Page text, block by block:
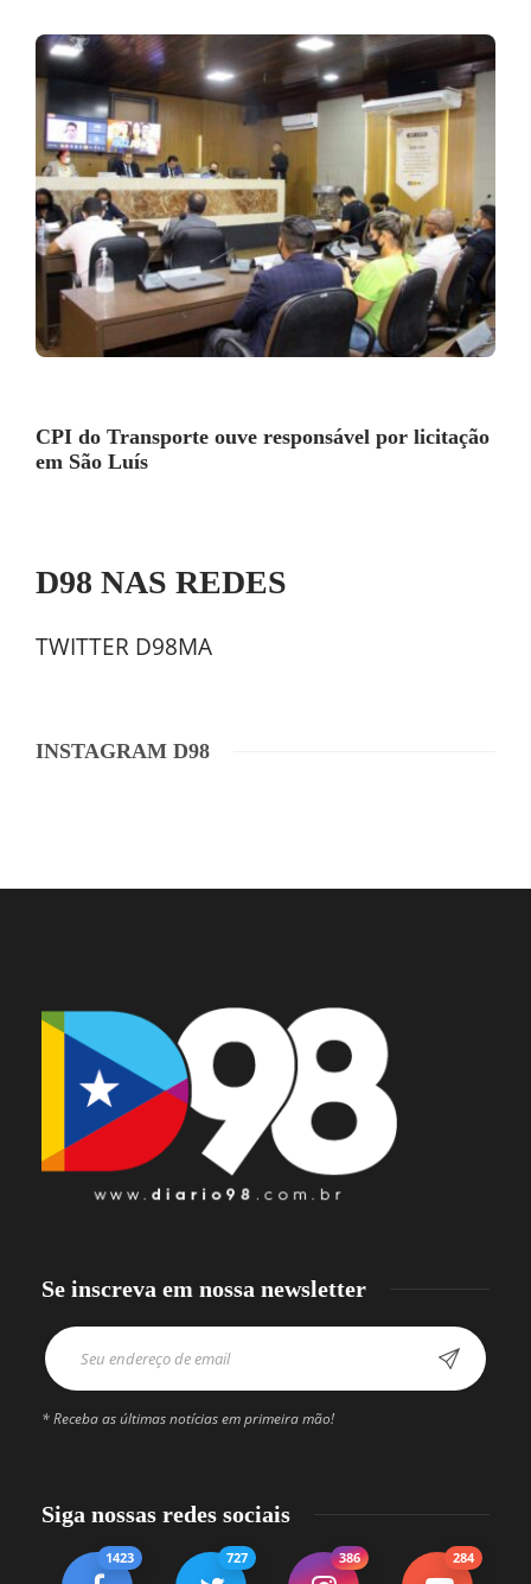
CPI do Transporte ouve responsável por licitação
em São Luís
D98 NAS REDES
TWITTER D98MA
INSTAGRAM D98
Se inscreva em nossa newsletter
* Receba as últimas notícias em primeira mão!
Siga nossas redes sociais
1423 727 386 284